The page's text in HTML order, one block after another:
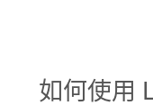
如何使用